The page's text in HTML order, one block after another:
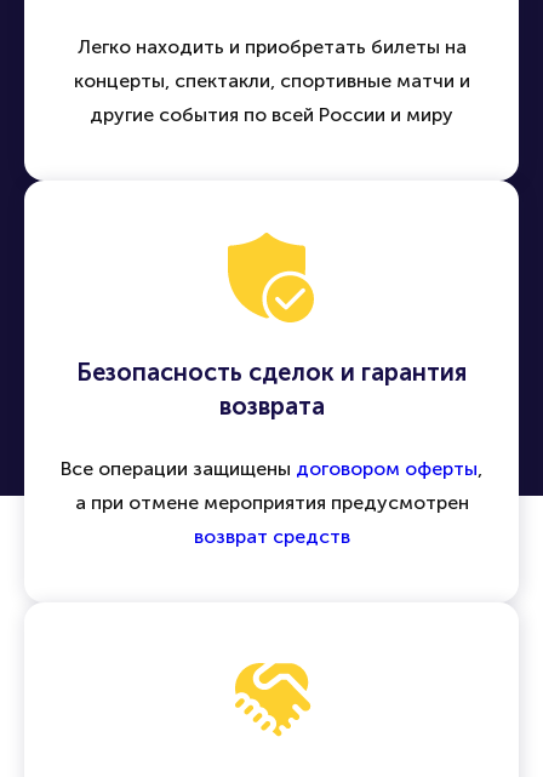
Легко находить и приобретать билеты на
концерты, спектакли, спортивные матчи и
другие события по всей России и миру
Безопасность сделок и гарантия
возврата
Все операции защищены договором оферты,
а при отмене мероприятия предусмотрен
возврат средств